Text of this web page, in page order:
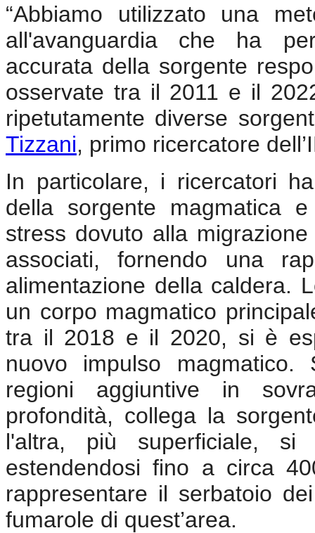
“Abbiamo utilizzato una
all'avanguardia che ha
accurata della sorgente
osservate tra il 2011 e il
ripetutamente diverse
Tizzani, primo ricercatore
In particolare, i ricercatori
della sorgente magmatica
stress dovuto alla
associati, fornendo una
alimentazione della caldera.
un corpo magmatico
tra il 2018 e il 2020, si è
nuovo impulso
regioni aggiuntive in
profondità, collega la
l'altra, più superficiale,
estendendosi fino a circa
rappresentare il serbatoio
fumarole di quest’area.